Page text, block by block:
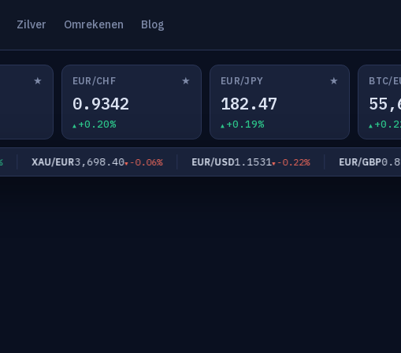
Zilver Omrekenen Blog
★ EUR/CHF ★
0.9342
+0.20%
EUR/JPY ★
182.47
+0.19%
BTC/
XAU/EUR3,698.40 -0.06% EUR/USD1.1531 -0.22% EUR/GBP0.8563